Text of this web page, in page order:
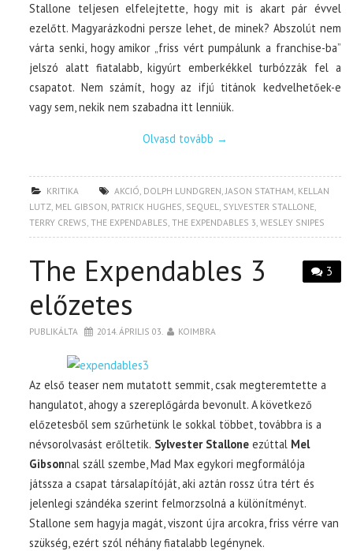
Stallone teljesen elfelejtette, hogy mit is akart pár évvel
ezelőtt. Magyarázkodni persze lehet, de minek? Abszolút nem
várta senki, hogy amikor „friss vért pumpálunk a franchise-ba”
jelszó alatt fiatalabb, kigyúrt emberkékkel turbózzák fel a
csapatot. Nem számít, hogy az ifjú titánok kedvelhetőek-e
vagy sem, nekik nem szabadna itt lenniük.
Olvasd tovább →
KRITIKA AKCIÓ, DOLPH LUNDGREN,JASON STATHAM, KELLAN
LUTZ, MEL GIBSON, PATRICK HUGHES, SEQUEL, SYLVESTER STALLONE,
TERRY CREWS,THE EXPENDABLES,THE EXPENDABLES 3,WESLEY SNIPES
3
The Expendables 3
előzetes
PUBLIKÁLTA 2014. ÁPRILIS 03. KOIMBRA
Az első teaser nem mutatott semmit, csak megteremtette a
hangulatot, ahogy a szereplőgárda bevonult. A következő
előzetesből sem szűrhetünk le sokkal többet, továbbra is a
névsorolvasást erőltetik. Sylvester Stallone ezúttal Mel
Gibsonnal száll szembe, Mad Max egykori megformálója
játssza a csapat társalapítóját, aki aztán rossz útra tért és
jelenlegi szándéka szerint felmorzsolná a különítményt.
Stallone sem hagyja magát, viszont újra arcokra, friss vérre van
szükség, ezért szól néhány fiatalabb legénynek.